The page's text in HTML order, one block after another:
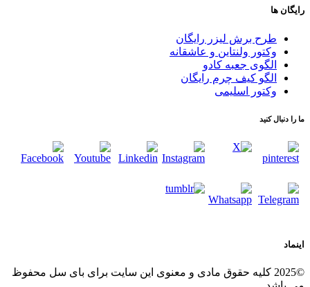
رایگان ها
طرح برش لیزر رایگان
وکتور ولنتاین و عاشقانه
الگوی جعبه کادو
الگو کیف چرم رایگان
وکتور اسلیمی
ما را دنبال کنید
اینماد
©2025 کلیه حقوق مادی و معنوی این سایت برای بای سل محفوظ